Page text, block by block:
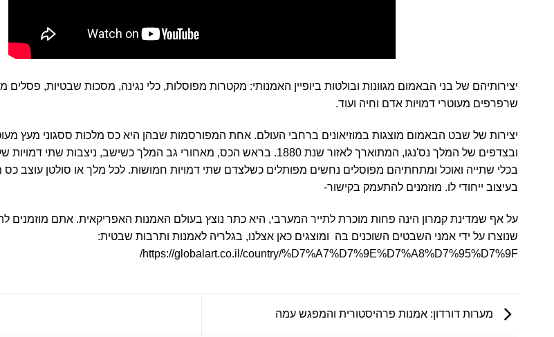
יצירותיהם של בני הבאמום מגוונות ובולטות ביופיין האמנותי: מקטרות מפוסלות, כלי נגינה, מסכות שבטיות,
שרפרפים מעוטרי דמויות אדם וחיה ועוד.
יצירות של שבט הבאמום מוצגות במוזיאונים ברחבי העולם. אחת המפורסמות שבהן היא כס מלכות ססגוני מעץ
ובצדפים של המלך נס'נגו, המתוארך לאזור שנת 1880. בראש הכס, מאחורי גב המלך כשישב, ניצבות
בכלי שתייה ואוכל ומתחתיהם מפוסלים נחשים מפותלים כשלצדם שתי דמויות חמושות. לכל מלך או סולטן עוצב כס
בעיצוב ייחודי לו. מוזמנים להתעמק בקישור-
על אף שמדינת קמרון הינה פחות מוכרת לתייר המערבי, היא כתר נוצץ בעולם האמנות האפריקאית. אתם מוזמנים
שנוצרו על ידי אמני השבטים השוכנים בה ומוצגים כאן אצלנו, בגלריה לאמנות ותרבות שבטית:
https://globalart.co.il/country/%D7%A7%D7%9E%D7%A8%D7%95%D7%9F/
מערות דורדון: אמנות פרהיסטורית והמפגש עמה